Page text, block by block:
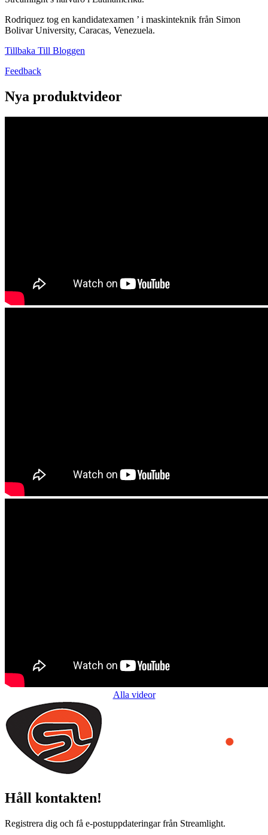
Rodriquez tog en kandidatexamen ’ i maskinteknik från Simon
Bolivar University, Caracas, Venezuela.
Tillbaka Till Bloggen
Feedback
Nya produktvideor
Alla videor
Håll kontakten!
Registrera dig och få e-postuppdateringar från Streamlight.